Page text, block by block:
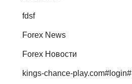
fdsf
Forex News
Forex Новости
kings-chance-play.com#login#